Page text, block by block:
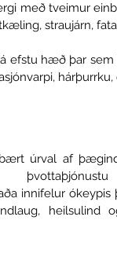
með tveimur
straujárn,
efstu hæð þar
úrval af
innifelur ókeypis
heilsulind